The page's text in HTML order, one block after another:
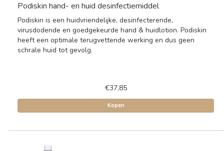
Podiskin hand- en huid desinfectiemiddel
Podiskin is een huidvriendelijke, desinfecterende,
virusdodende en goedgekeurde hand & huidlotion. Podiskin
heeft een optimale terugvettende werking en dus geen
schrale huid tot gevolg.
€37,85
Kopen